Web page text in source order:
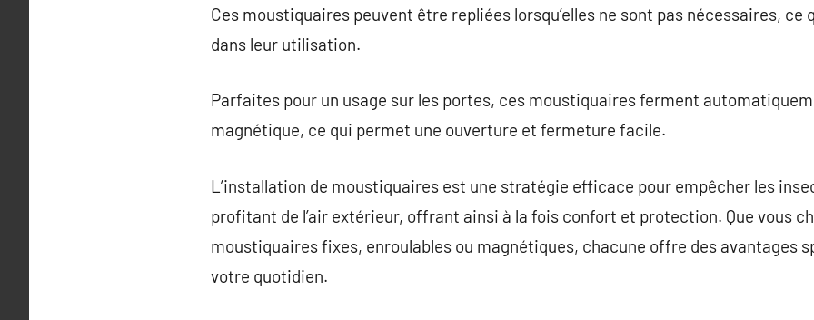
Ces moustiquaires peuvent être repliées lorsqu’elles ne sont pas nécessaires,
dans leur utilisation.
Parfaites pour un usage sur les portes, ces moustiquaires ferment
magnétique, ce qui permet une ouverture et fermeture facile.
L’installation de moustiquaires est une stratégie efficace pour empêcher les
profitant de l’air extérieur, offrant ainsi à la fois confort et protection. Que vous
moustiquaires fixes, enroulables ou magnétiques, chacune offre des avantages
votre quotidien.